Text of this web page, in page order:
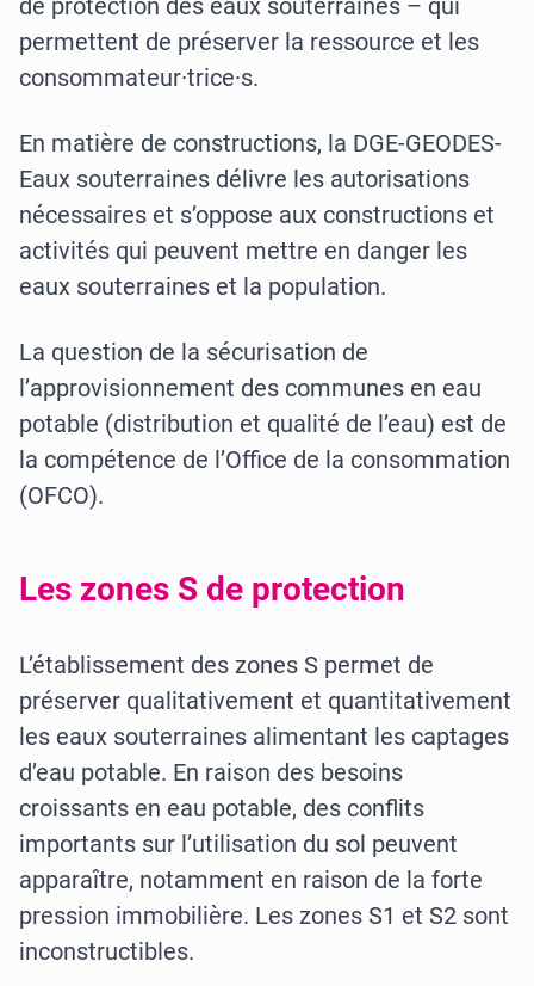
de protection des eaux souterraines – qui
permettent de préserver la ressource et les
consommateur·trice·s.
En matière de constructions, la DGE-GEODES-
Eaux souterraines délivre les autorisations
nécessaires et s’oppose aux constructions et
activités qui peuvent mettre en danger les
eaux souterraines et la population.
La question de la sécurisation de
l’approvisionnement des communes en eau
potable (distribution et qualité de l’eau) est de
la compétence de l’Office de la consommation
(OFCO).
Les zones S de protection
L’établissement des zones S permet de
préserver qualitativement et quantitativement
les eaux souterraines alimentant les captages
d’eau potable. En raison des besoins
croissants en eau potable, des conflits
importants sur l’utilisation du sol peuvent
apparaître, notamment en raison de la forte
pression immobilière. Les zones S1 et S2 sont
inconstructibles.